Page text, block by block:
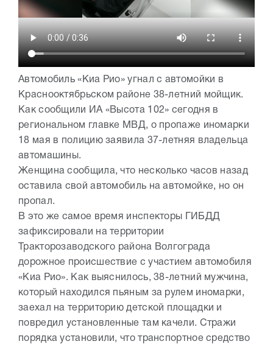
Автомобиль «Киа Рио» угнал с автомойки в
Краснооктябрьском районе 38-летний мойщик.
Как сообщили ИА «Высота 102» сегодня в
региональном главке МВД, о пропаже иномарки
18 мая в полицию заявила 37-летняя владельца
автомашины.
Женщина сообщила, что несколько часов назад
оставила свой автомобиль на автомойке, но он
пропал.
В это же самое время инспекторы ГИБДД
зафиксировали на территории
Тракторозаводского района Волгограда
дорожное происшествие с участием автомобиля
«Киа Рио». Как выяснилось, 38-летний мужчина,
который находился пьяным за рулем иномарки,
заехал на территорию детской площадки и
повредил установленные там качели. Стражи
порядка установили, что транспортное средство